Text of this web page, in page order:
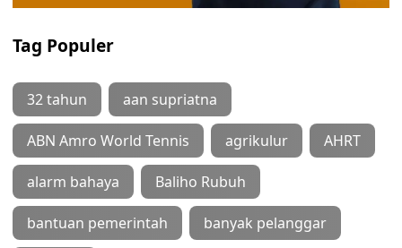
Tag Populer
32 tahun aan supriatna
ABN Amro World Tennis agrikulur AHRT
alarm bahaya Baliho Rubuh
bantuan pemerintah banyak pelanggar